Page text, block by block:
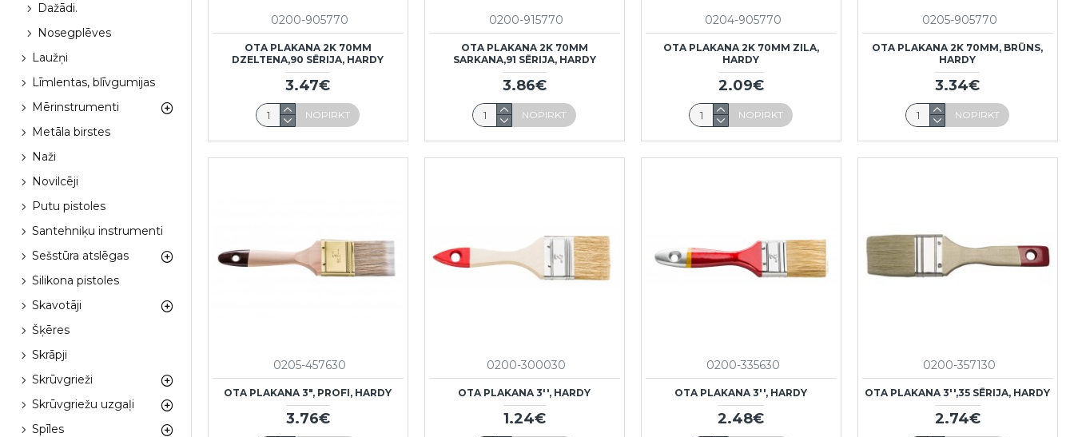
Dažādi.
Nosegplēves
Laužņi
Līmlentas, blīvgumijas
Mērinstrumenti
Metāla birstes
Naži
Novilcēji
Putu pistoles
Santehniķu instrumenti
Sešstūra atslēgas
Silikona pistoles
Skavotāji
Šķēres
Skrāpji
Skrūvgrieži
Skrūvgriežu uzgaļi
Spīles
0200-905770
OTA PLAKANA 2K 70MM
DZELTENA,90 SĒRIJA, HARDY
3.47€
NOPIRKT
0200-915770
OTA PLAKANA 2K 70MM
SARKANA,91 SĒRIJA, HARDY
3.86€
NOPIRKT
0204-905770
OTA PLAKANA 2K 70MM ZILA,
HARDY
2.09€
NOPIRKT
0205-905770
OTA PLAKANA 2K 70MM, BRŪNS,
HARDY
3.34€
NOPIRKT
0205-457630
OTA PLAKANA 3", PROFI, HARDY
3.76€
0200-300030
OTA PLAKANA 3'', HARDY
1.24€
0200-335630
OTA PLAKANA 3'', HARDY
2.48€
0200-357130
OTA PLAKANA 3'',35 SĒRIJA, HARDY
2.74€